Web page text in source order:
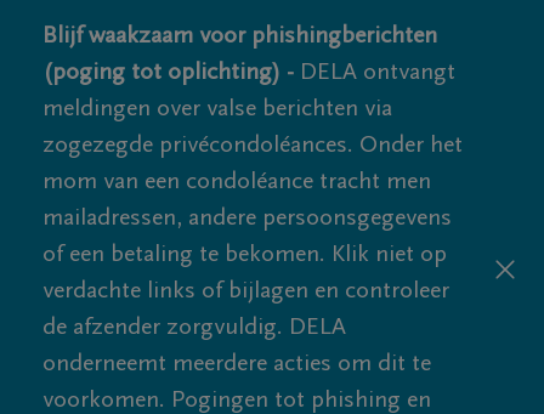
Blijf waakzaam voor phishingberichten
(poging tot oplichting) - DELA ontvangt
meldingen over valse berichten via
zogezegde privécondoléances. Onder het
mom van een condoléance tracht men
mailadressen, andere persoonsgegevens
of een betaling te bekomen. Klik niet op
verdachte links of bijlagen en controleer
de afzender zorgvuldig. DELA
onderneemt meerdere acties om dit te
voorkomen. Pogingen tot phishing en